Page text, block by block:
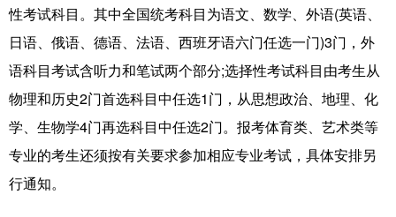
亚太网 上市公司 文化产业
地方频道
北京 天津 河北 山西
辽宁 吉林 上海 江苏
浙江
性考试科目。其中全国统考科目为语文、数学、外语(英语、
日语、俄语、德语、法语、西班牙语六门任选一门)3门，外
语科目考试含听力和笔试两个部分;选择性考试科目由考生从
物理和历史2门首选科目中任选1门，从思想政治、地理、化
学、生物学4门再选科目中任选2门。报考体育类、艺术类等
专业的考生还须按有关要求参加相应专业考试，具体安排另
行通知。